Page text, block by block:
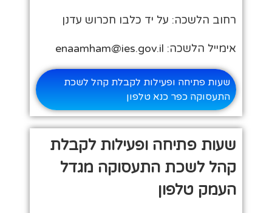
רחוב הלשכה: על יד כלבו חכרוש עדנן
אימייל הלשכה: enaamham@ies.gov.il
שעות פתיחה ופעילות לקבלת קהל לשכת
התעסוקה כפר כנא טלפון
שעות פתיחה ופעילות לקבלת
קהל לשכת התעסוקה מגדל
העמק טלפון